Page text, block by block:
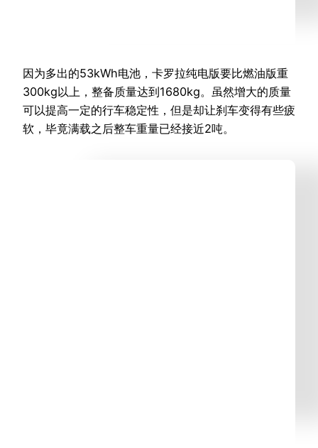
因为多出的53kWh电池，卡罗拉纯电版要比燃油版重
300kg以上，整备质量达到1680kg。虽然增大的质量
可以提高一定的行车稳定性，但是却让刹车变得有些疲
软，毕竟满载之后整车重量已经接近2吨。